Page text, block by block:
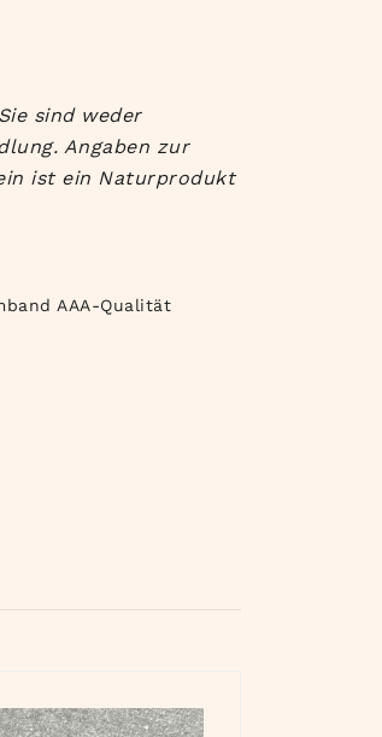
sind weder
Angaben zur
ist ein Naturprodukt
AAA-Qualität